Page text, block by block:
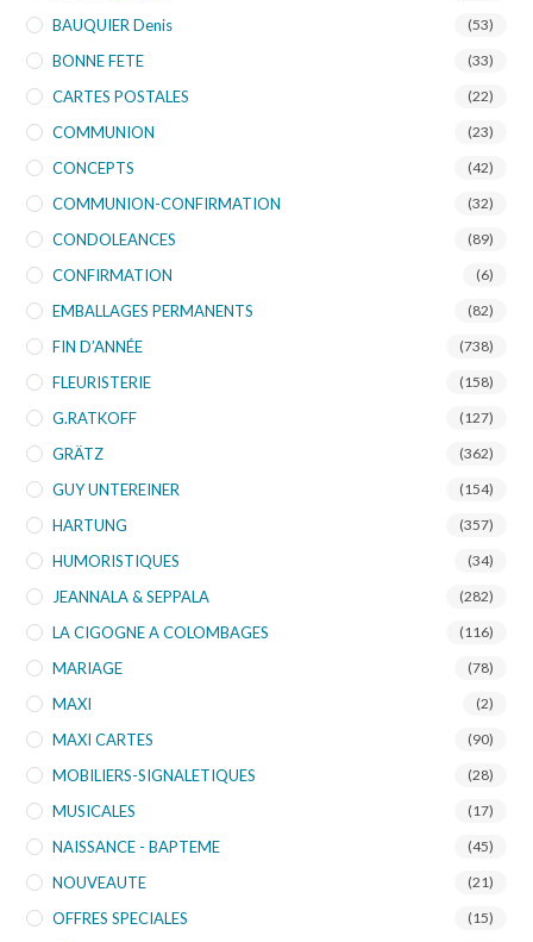
BAUQUIER Denis (53)
BONNE FETE (33)
CARTES POSTALES (22)
COMMUNION (23)
CONCEPTS (42)
COMMUNION-CONFIRMATION (32)
CONDOLEANCES (89)
CONFIRMATION (6)
EMBALLAGES PERMANENTS (82)
FIN D’ANNÉE (738)
FLEURISTERIE (158)
G.RATKOFF (127)
GRÄTZ (362)
GUY UNTEREINER (154)
HARTUNG (357)
HUMORISTIQUES (34)
JEANNALA & SEPPALA (282)
LA CIGOGNE A COLOMBAGES (116)
MARIAGE (78)
MAXI (2)
MAXI CARTES (90)
MOBILIERS-SIGNALETIQUES (28)
MUSICALES (17)
NAISSANCE - BAPTEME (45)
NOUVEAUTE (21)
OFFRES SPECIALES (15)